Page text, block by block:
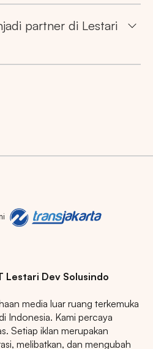
BALI SUMATERA UTARA
partner di Lestari
Lestari Dev Solusindo
media luar ruang terkemuka
Indonesia. Kami percaya
Setiap iklan merupakan
melibatkan, dan mengubah